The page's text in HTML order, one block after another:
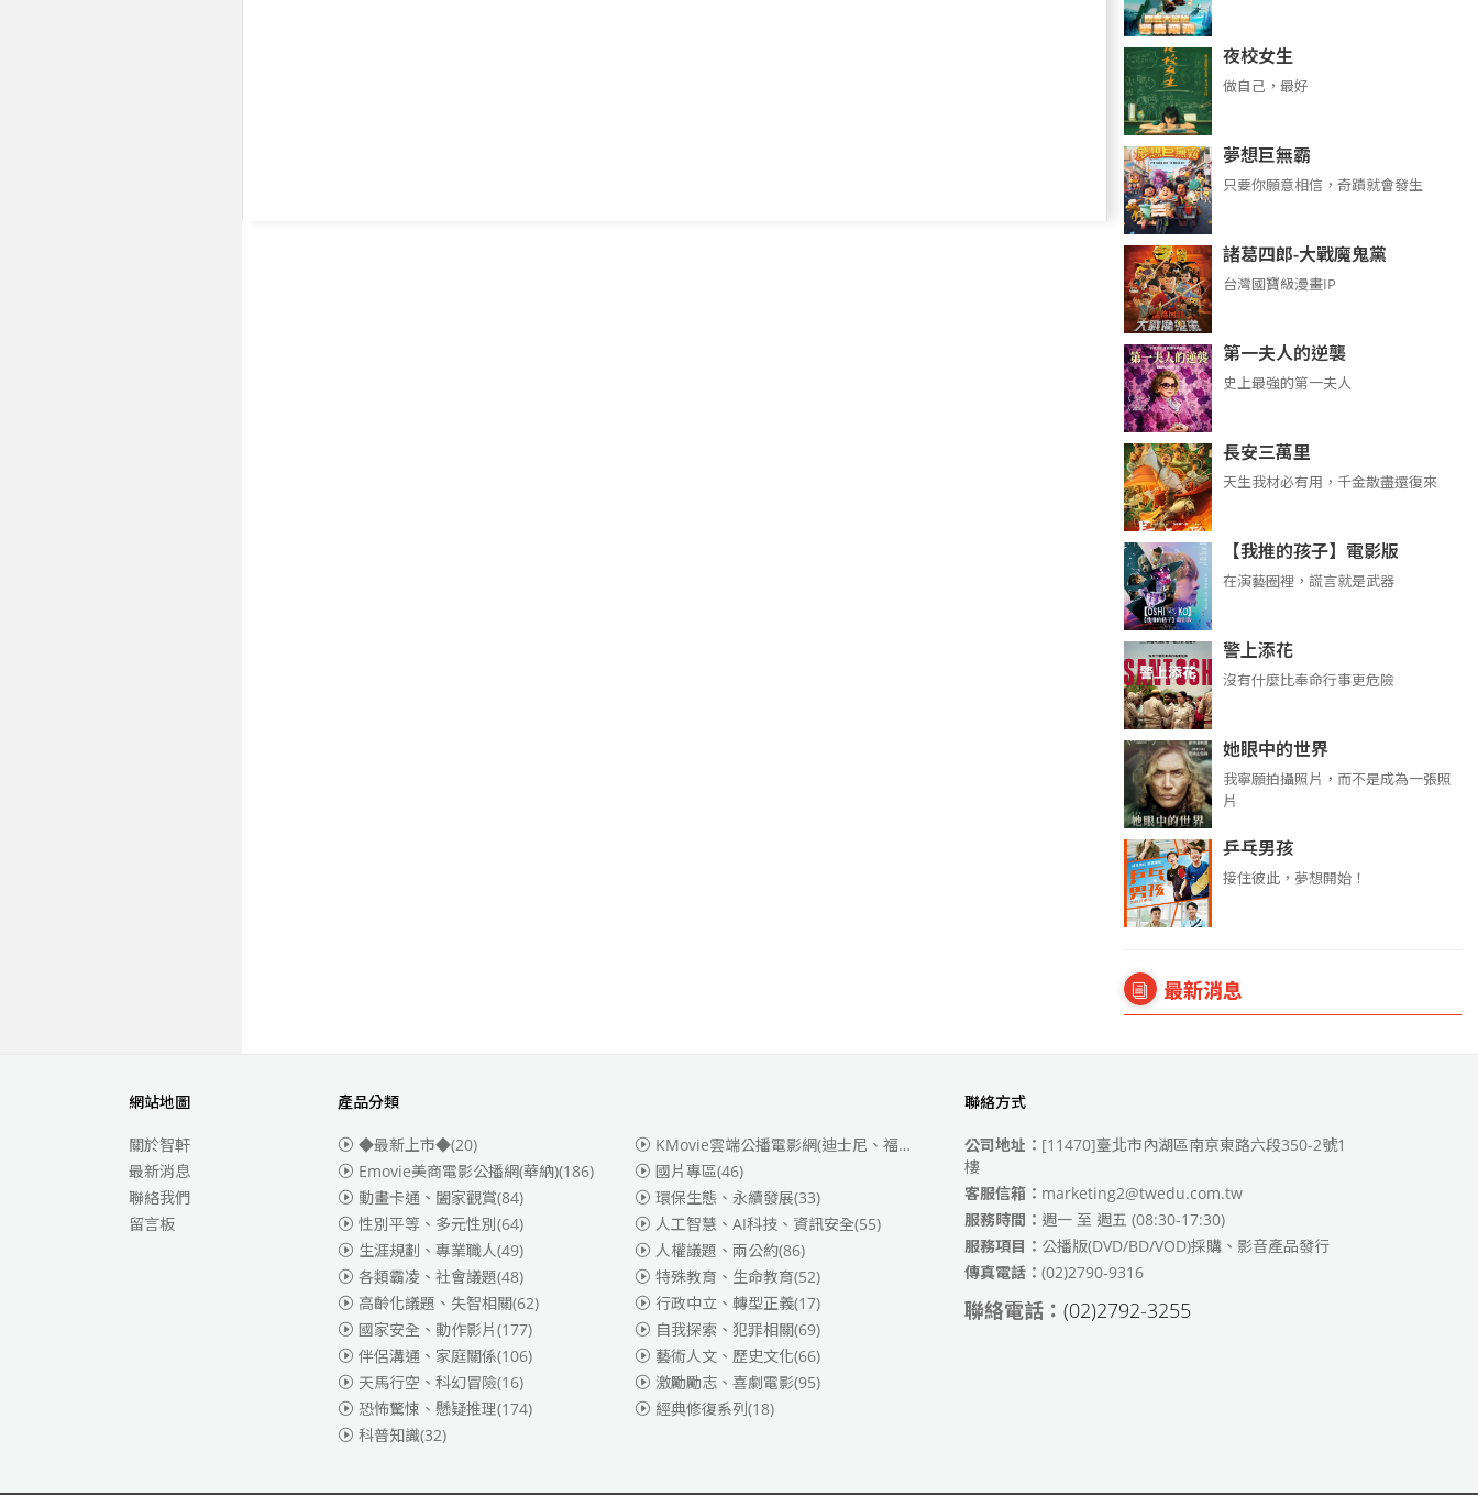
夜校女生
做自己，最好
夢想巨無霸
只要你願意相信，奇蹟就會發生
諸葛四郎-大戰魔鬼黨
台灣國寶級漫畫IP
第一夫人的逆襲
史上最強的第一夫人
長安三萬里
天生我材必有用，千金散盡還復來
【我推的孩子】電影版
在演藝圈裡，謊言就是武器
警上添花
沒有什麼比奉命行事更危險
她眼中的世界
我寧願拍攝照片，而不是成為一張照
片
乒乓男孩
接住彼此，夢想開始！
最新消息
網站地圖
關於智軒
最新消息
聯絡我們
留言板
產品分類
◆最新上市◆(20) KMovie雲端公播電影網(迪士尼、福斯、索尼)
(349)
Emovie美商電影公播網(華納)(186) 國片專區(46)
動畫卡通、闔家觀賞(84) 環保生態、永續發展(33)
性別平等、多元性別(64) 人工智慧、AI科技、資訊安全(55)
生涯規劃、專業職人(49) 人權議題、兩公約(86)
各類霸凌、社會議題(48) 特殊教育、生命教育(52)
高齡化議題、失智相關(62) 行政中立、轉型正義(17)
國家安全、動作影片(177) 自我探索、犯罪相關(69)
伴侶溝通、家庭關係(106) 藝術人文、歷史文化(66)
天馬行空、科幻冒險(16) 激勵勵志、喜劇電影(95)
恐怖驚悚、懸疑推理(174) 經典修復系列(18)
科普知識(32)
聯絡方式
公司地址： [11470]臺北市內湖區南京東路六段350-2號1
樓
客服信箱： marketing2@twedu.com.tw
服務時間： 週一 至 週五 (08:30-17:30)
服務項目： 公播版(DVD/BD/VOD)採購、影音產品發行
傳真電話： (02)2790-9316
聯絡電話： (02)2792-3255